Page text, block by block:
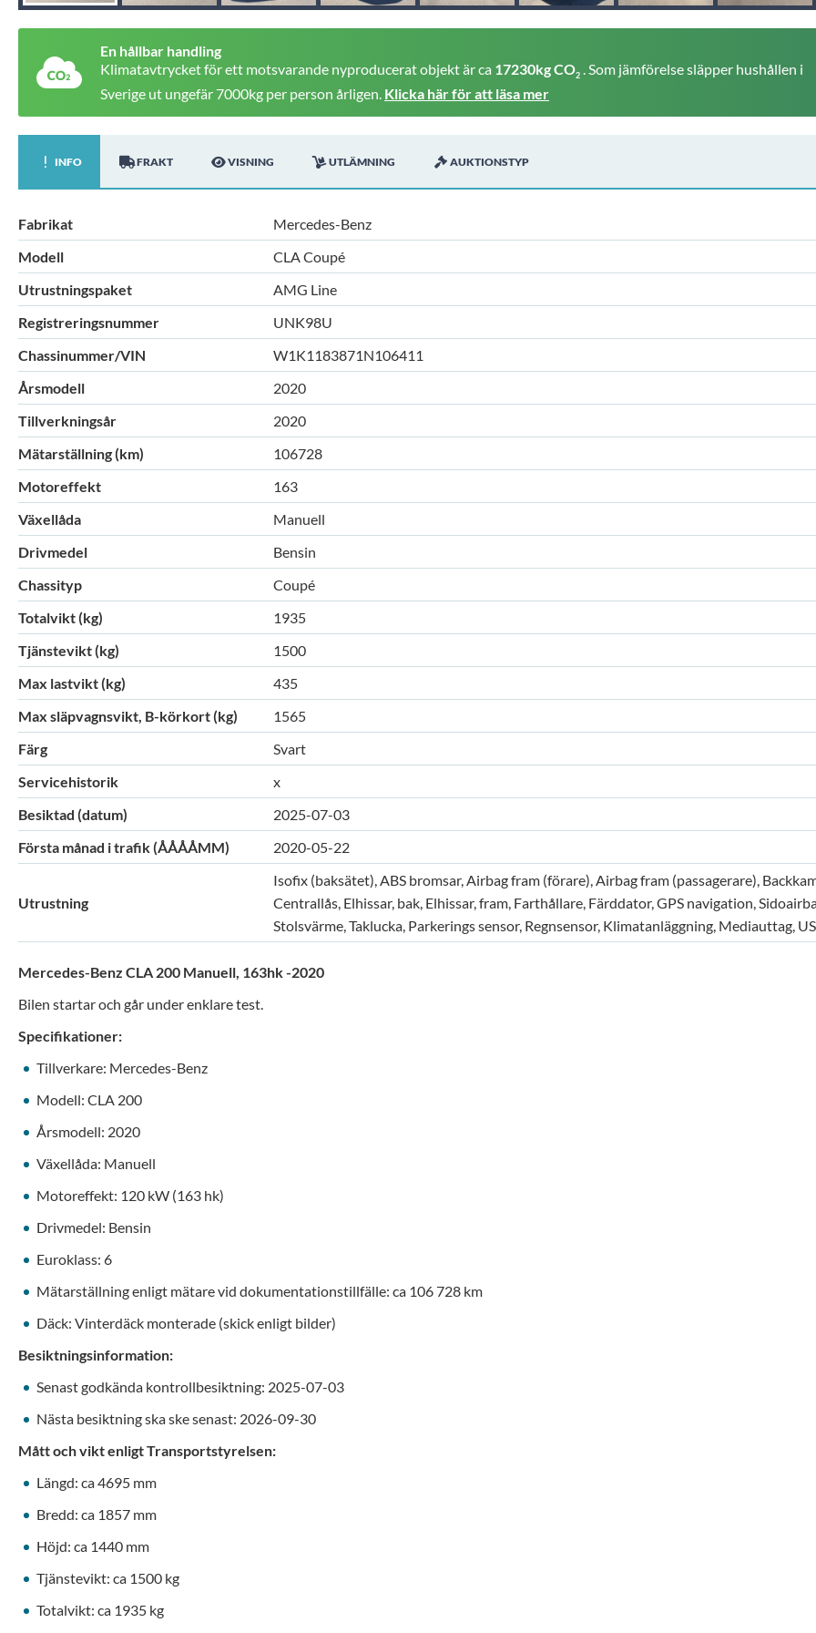
En hållbar handling
Klimatavtrycket för ett motsvarande nyproducerat objekt är ca 17230kg CO2 . Som jämförelse släpper hushållen i
Sverige ut ungefär 7000kg per person årligen. Klicka här för att läsa mer
INFO FRAKT VISNING UTLÄMNING AUKTIONSTYP
Fabrikat
Mercedes-Benz
Modell
CLA Coupé
Utrustningspaket
AMG Line
Registreringsnummer
UNK98U
Chassinummer/VIN
W1K1183871N106411
Årsmodell
2020
Tillverkningsår
2020
Mätarställning (km)
106728
Motoreffekt
163
Växellåda
Manuell
Drivmedel
Bensin
Chassityp
Coupé
Totalvikt (kg)
1935
Tjänstevikt (kg)
1500
Max lastvikt (kg)
435
Max släpvagnsvikt, B-körkort (kg)
1565
Färg
Svart
Servicehistorik
x
Besiktad (datum)
2025-07-03
Första månad i trafik (ÅÅÅÅMM)
2020-05-22
Utrustning
Isofix (baksätet), ABS bromsar, Airbag fram (förare), Airbag fram (passagerare),
Centrallås, Elhissar, bak, Elhissar, fram, Farthållare, Färddator, GPS navigation,
Stolsvärme, Taklucka, Parkerings sensor, Regnsensor, Klimatanläggning, Mediauttag,
Mercedes-Benz CLA 200 Manuell, 163hk -2020
Bilen startar och går under enklare test.
Specifikationer:
Tillverkare: Mercedes-Benz
Modell: CLA 200
Årsmodell: 2020
Växellåda: Manuell
Motoreffekt: 120 kW (163 hk)
Drivmedel: Bensin
Euroklass: 6
Mätarställning enligt mätare vid dokumentationstillfälle: ca 106 728 km
Däck: Vinterdäck monterade (skick enligt bilder)
Besiktningsinformation:
Senast godkända kontrollbesiktning: 2025-07-03
Nästa besiktning ska ske senast: 2026-09-30
Mått och vikt enligt Transportstyrelsen:
Längd: ca 4695 mm
Bredd: ca 1857 mm
Höjd: ca 1440 mm
Tjänstevikt: ca 1500 kg
Totalvikt: ca 1935 kg